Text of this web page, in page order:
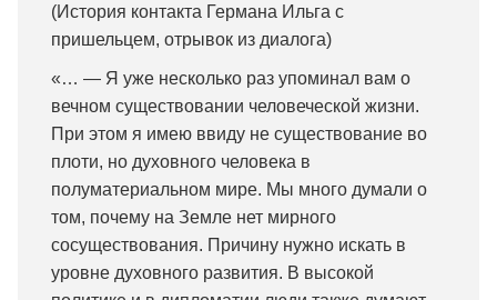
(История контакта Германа Ильга с
пришельцем, отрывок из диалога)
«… — Я уже несколько раз упоминал вам о
вечном существовании человеческой жизни.
При этом я имею ввиду не существование во
плоти, но духовного человека в
полуматериальном мире. Мы много думали о
том, почему на Земле нет мирного
сосуществования. Причину нужно искать в
уровне духовного развития. В высокой